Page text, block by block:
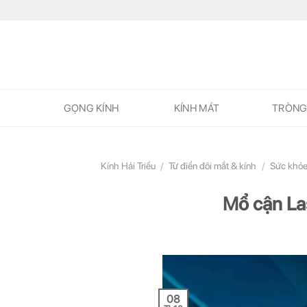
GỌNG KÍNH KÍNH MÁT
Kính Hải Triều / Từ điển đôi mắt & kính / Sức
Mổ cận
08